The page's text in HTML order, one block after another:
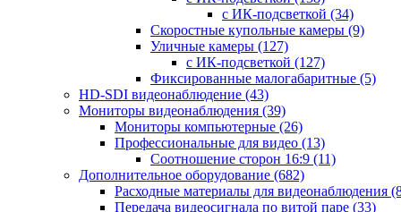
с ИК-подсветкой (34)
Скоростные купольные камеры (9)
Уличные камеры (127)
с ИК-подсветкой (127)
Фиксированные малогабаритные (5)
HD-SDI видеонаблюдение (43)
Мониторы видеонаблюдения (39)
Мониторы компьютерные (26)
Профессиональные для видео (13)
Соотношение сторон 16:9 (11)
Дополнительное оборудование (682)
Расходные материалы для видеонаблюдения
Передача видеосигнала по витой паре (33)